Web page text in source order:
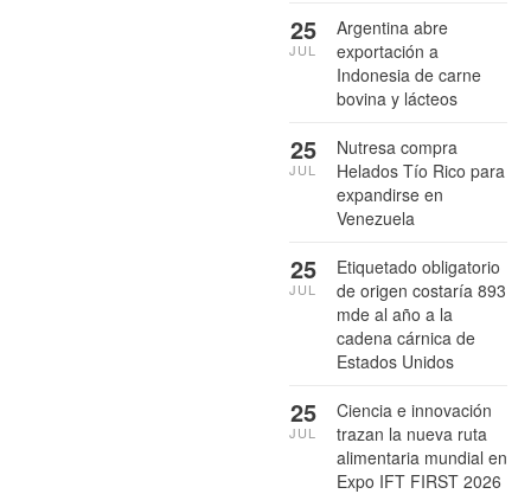
Argentina abre
exportación a
Indonesia de carne
bovina y lácteos
25
JUL
Nutresa compra
Helados Tío Rico para
expandirse en
Venezuela
25
JUL
Etiquetado obligatorio
de origen costaría 893
mde al año a la
cadena cárnica de
Estados Unidos
25
JUL
Ciencia e innovación
trazan la nueva ruta
alimentaria mundial en
Expo IFT FIRST 2026
25
JUL